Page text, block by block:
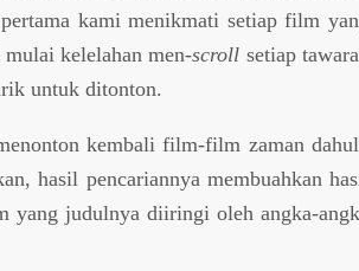
kami menikmati setiap film
kelelahan men-scroll setiap
untuk ditonton.
kembali film-film zaman
hasil pencariannya membuahkan
yang judulnya diiringi oleh angka-